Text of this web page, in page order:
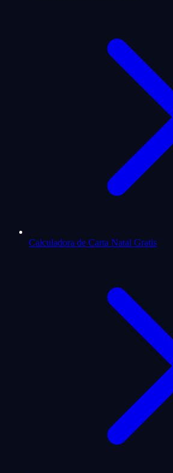
Calculadora de Carta Natal Gratis